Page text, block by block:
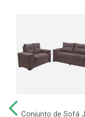
Conjunto de Sofá